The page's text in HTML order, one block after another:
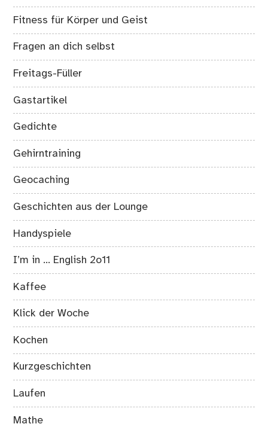
Fitness für Körper und Geist
Fragen an dich selbst
Freitags-Füller
Gastartikel
Gedichte
Gehirntraining
Geocaching
Geschichten aus der Lounge
Handyspiele
I’m in … English 2o11
Kaffee
Klick der Woche
Kochen
Kurzgeschichten
Laufen
Mathe